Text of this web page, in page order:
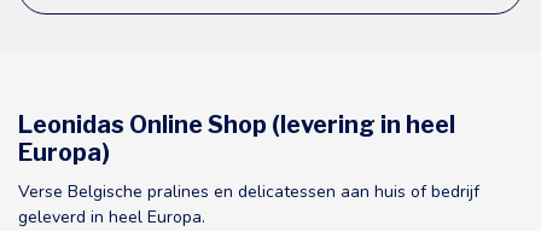
Leonidas Online Shop (levering in heel
Europa)
Verse Belgische pralines en delicatessen aan huis of bedrijf
geleverd in heel Europa.